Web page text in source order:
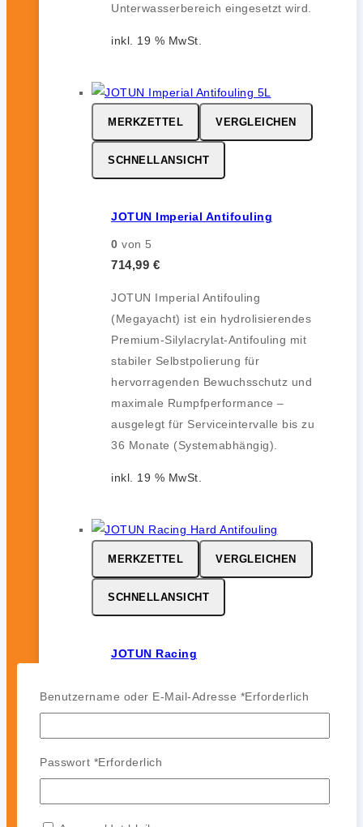
Unterwasserbereich eingesetzt wird.
inkl. 19 % MwSt.
MERKZETTEL VERGLEICHEN
SCHNELLANSICHT
JOTUN Imperial Antifouling
0 von 5
714,99 €
JOTUN Imperial Antifouling
(Megayacht) ist ein hydrolisierendes
Premium-Silylacrylat-Antifouling mit
stabiler Selbstpolierung für
hervorragenden Bewuchsschutz und
maximale Rumpfperformance –
ausgelegt für Serviceintervalle bis zu
36 Monate (Systemabhängig).
inkl. 19 % MwSt.
MERKZETTEL VERGLEICHEN
SCHNELLANSICHT
JOTUN Racing
164,99 €-142,99€
JOTUN Racing ist ein
leistungsstarkes Hartantifouling für
Hochgeschwindigkeits- und
Benutzername oder E-Mail-Adresse *Erforderlich
Passwort *Erforderlich